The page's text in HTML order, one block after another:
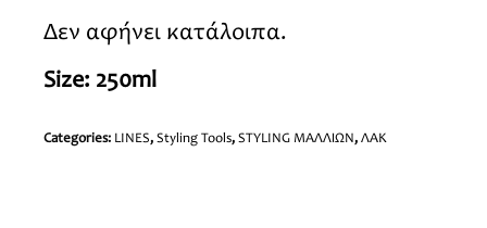
Δεν αφήνει κατάλοιπα.
Size: 250ml
Categories: LINES, Styling Tools, STYLING ΜΑΛΛΙΩΝ, ΛΑΚ